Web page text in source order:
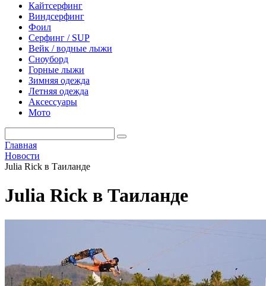
Кайтсерфинг
Виндсерфинг
Фоил
Серфинг / SUP
Вейк / водные лыжи
Сноуборд
Горные лыжи
Зимняя одежда
Летняя одежда
Аксессуары
Мото
Главная
Новости
Julia Rick в Таиланде
Julia Rick в Таиланде